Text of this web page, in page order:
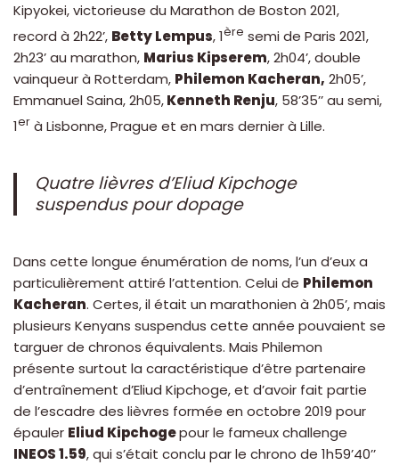
Kipyokei, victorieuse du Marathon de Boston 2021,
record à 2h22’, Betty Lempus, 1ère semi de Paris 2021,
2h23’ au marathon, Marius Kipserem, 2h04’, double
vainqueur à Rotterdam, Philemon Kacheran, 2h05’,
Emmanuel Saina, 2h05,Kenneth Renju, 58’35’’ au semi,
1er à Lisbonne, Prague et en mars dernier à Lille.
Quatre lièvres d’Eliud Kipchoge
suspendus pour dopage
Dans cette longue énumération de noms, l’un d’eux a
particulièrement attiré l’attention. Celui de Philemon
Kacheran. Certes, il était un marathonien à 2h05’, mais
plusieurs Kenyans suspendus cette année pouvaient se
targuer de chronos équivalents. Mais Philemon
présente surtout la caractéristique d’être partenaire
d’entraînement d’Eliud Kipchoge, et d’avoir fait partie
de l’escadre des lièvres formée en octobre 2019 pour
épauler Eliud Kipchogepour le fameux challenge
INEOS 1.59, qui s’était conclu par le chrono de 1h59’40’’